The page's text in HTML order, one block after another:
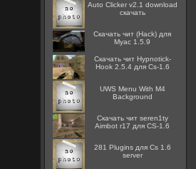
Auto Clicker v2.1 download
скачать
Скачать чит (Hack) для
Myac 1.5.9
Скачать чит Hypnotick-
Hook 2.5.4 для Cs-1.6
UWS Menu With M4
Background
Скачать чит seren1ty
Aimbot r17 для CS-1.6
281 Plugins для Cs 1.6
server